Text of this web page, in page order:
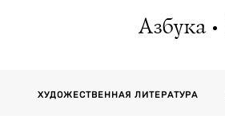
Азбука
ХУДОЖЕСТВЕННАЯ ЛИТЕРАТУРА